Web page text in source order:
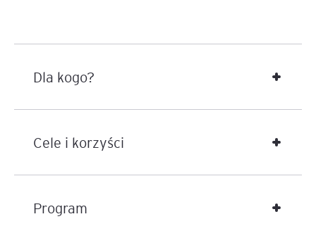
Dla kogo?
Cele i korzyści
Program